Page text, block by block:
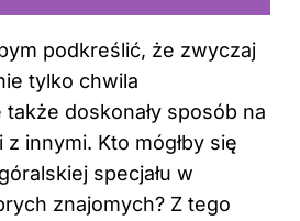
podkreślić, że zwyczaj
tylko chwila
doskonały sposób na
innymi. Kto mógłby się
specjału w
znajomych? Z tego